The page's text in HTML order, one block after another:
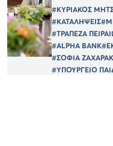
#ΚΥΡΙΑΚΟΣ
#ΚΑΤΑΛΗΨΕΙΣ
#ΤΡΑΠΕΖΑ
#ALPHA BANK
#ΣΟΦΙΑ
#ΥΠΟΥΡΓΕΙΟ